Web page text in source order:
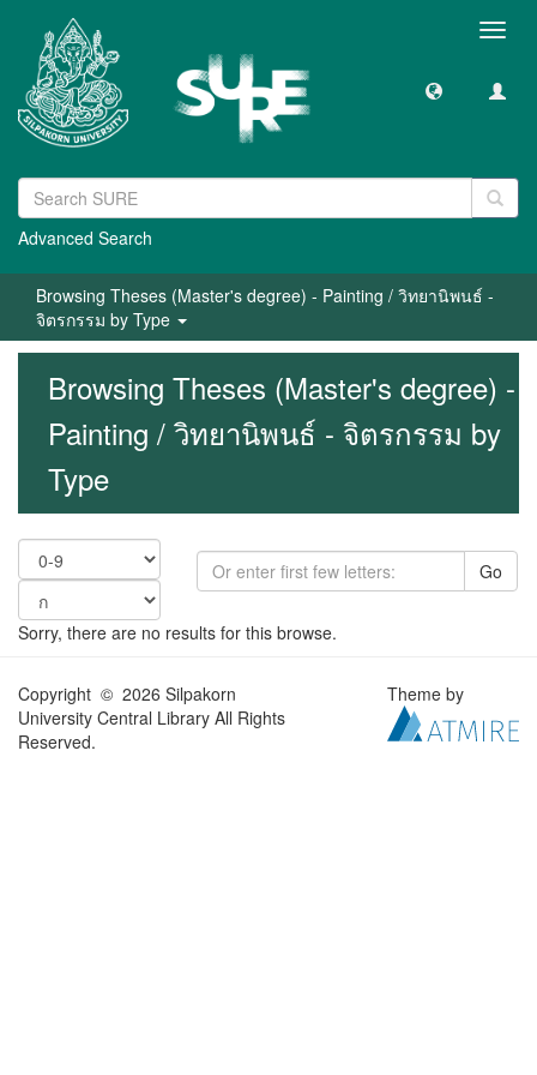
Advanced Search
Browsing Theses (Master's degree) - Painting / วิทยานิพนธ์ -
จิตรกรรม by Type
Browsing Theses (Master's degree) -
Painting / วิทยานิพนธ์ - จิตรกรรม by
Type
Go
Sorry, there are no results for this browse.
Copyright © 2026 Silpakorn
University Central Library All Rights
Reserved.
Theme by